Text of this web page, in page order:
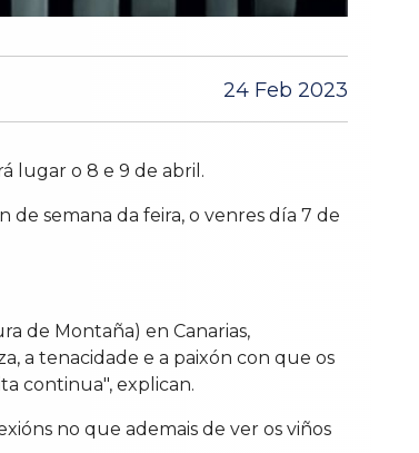
24 Feb 2023
lugar o 8 e 9 de abril.
semana da feira, o venres día 7 de
de Montaña) en Canarias,
a tenacidade e a paixón con que os
continua", explican.
no que ademais de ver os viños